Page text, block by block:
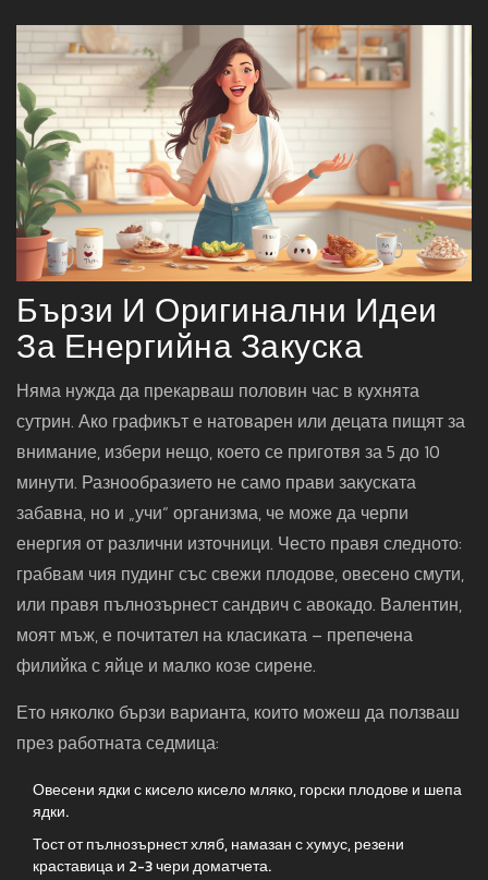
Бързи И Оригинални Идеи
За Енергийна Закуска
Няма нужда да прекарваш половин час в кухнята
сутрин. Ако графикът е натоварен или децата пищят за
внимание, избери нещо, което се приготвя за 5 до 10
минути. Разнообразието не само прави закуската
забавна, но и „учи“ организма, че може да черпи
енергия от различни източници. Често правя следното:
грабвам чия пудинг със свежи плодове, овесено смути,
или правя пълнозърнест сандвич с авокадо. Валентин,
моят мъж, е почитател на класиката – препечена
филийка с яйце и малко козе сирене.
Ето няколко бързи варианта, които можеш да ползваш
през работната седмица:
Овесени ядки с кисело кисело мляко, горски плодове и шепа
ядки.
Тост от пълнозърнест хляб, намазан с хумус, резени
краставица и 2-3 чери доматчета.